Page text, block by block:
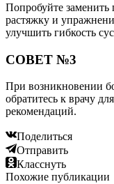
Попробуйте заменить
растяжку и
улучшить гибкость
СОВЕТ №3
При возникновении
обратитесь к врачу
рекомендаций.
Поделиться
Отправить
Класснуть
Похожие публикации